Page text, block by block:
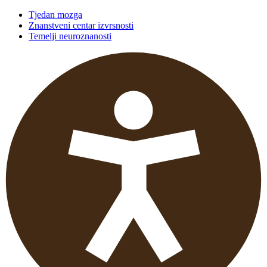
Tjedan mozga
Znanstveni centar izvrsnosti
Temelji neuroznanosti